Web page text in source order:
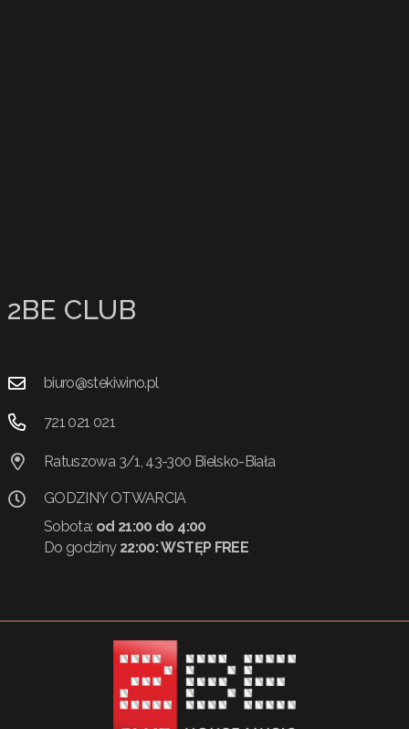
2BE CLUB
biuro@stekiwino.pl
721 021 021
Ratuszowa 3/1, 43-300 Bielsko-Biała
GODZINY OTWARCIA
Sobota: od 21:00 do 4:00
Do godziny 22:00:WSTĘP FREE